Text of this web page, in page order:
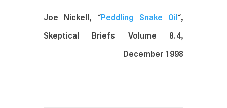
Joe Nickell, “Peddling Snake Oil“,
Skeptical Briefs Volume 8.4,
December 1998